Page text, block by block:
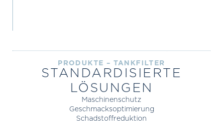
PRODUKTE – TANKFILTER
STANDARDISIERTE
LÖSUNGEN
Maschinenschutz
Geschmacksoptimierung
Schadstoffreduktion